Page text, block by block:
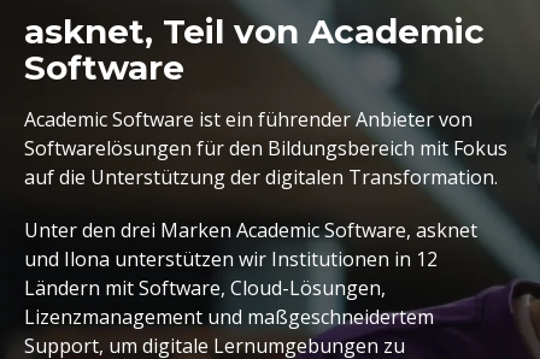
asknet, Teil von Academic
Software
Academic Software istein führenderAnbietervon
Softwarelösungen für den Bildungsbereich mitFokus
auf die Unterstützungderdigitalen Transformation.
Unter den drei Marken Academic Software, asknet
und Ilona unterstützen wir Institutionen in 12
Ländern mit Software, Cloud-Lösungen,
Lizenzmanagement und maßgeschneidertem
Support, um digitale Lernumgebungen zu